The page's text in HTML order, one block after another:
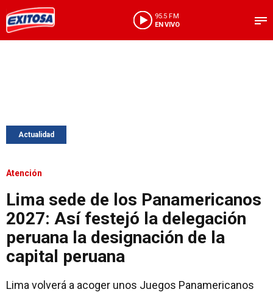
95.5 FM
EN VIVO
Actualidad
Atención
Lima sede de los Panamericanos
2027: Así festejó la delegación
peruana la designación de la
capital peruana
Lima volverá a acoger unos Juegos Panamericanos